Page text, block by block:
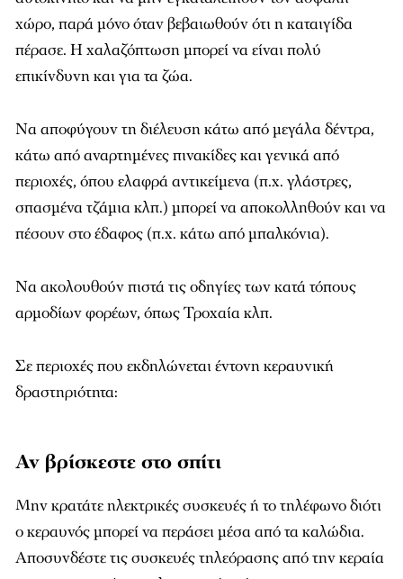
χώρο, παρά μόνο όταν βεβαιωθούν ότι η καταιγίδα
πέρασε. Η χαλαζόπτωση μπορεί να είναι πολύ
επικίνδυνη και για τα ζώα.
Να αποφύγουν τη διέλευση κάτω από μεγάλα δέντρα,
κάτω από αναρτημένες πινακίδες και γενικά από
περιοχές, όπου ελαφρά αντικείμενα (π.χ. γλάστρες,
σπασμένα τζάμια κλπ.) μπορεί να αποκολληθούν και να
πέσουν στο έδαφος (π.χ. κάτω από μπαλκόνια).
Να ακολουθούν πιστά τις οδηγίες των κατά τόπους
αρμοδίων φορέων, όπως Τροχαία κλπ.
Σε περιοχές που εκδηλώνεται έντονη κεραυνική
δραστηριότητα:
Αν βρίσκεστε στο σπίτι
Μην κρατάτε ηλεκτρικές συσκευές ή το τηλέφωνο διότι
ο κεραυνός μπορεί να περάσει μέσα από τα καλώδια.
Αποσυνδέστε τις συσκευές τηλεόρασης από την κεραία